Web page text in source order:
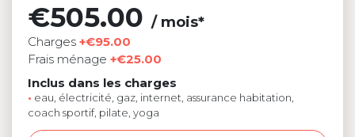
€505.00 / mois*
Charges +€95.00
Frais ménage +€25.00
Inclus dans les charges
• eau, électricité, gaz, internet, assurance habitation,
coach sportif, pilate, yoga